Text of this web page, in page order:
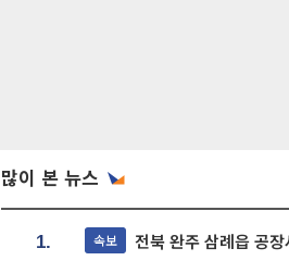
많이 본 뉴스
1. 속보 전북 완주 삼례읍 공